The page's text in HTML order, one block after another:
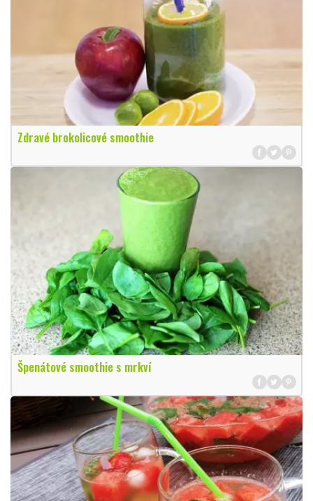
Zdravé brokolicové smoothie
Špenátové smoothie s mrkví